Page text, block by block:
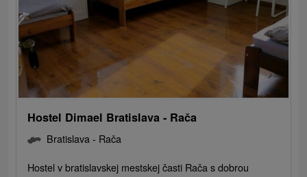
Hostel Dimael Bratislava - Rača
Bratislava - Rača
Hostel v bratislavskej mestskej časti Rača s dobrou